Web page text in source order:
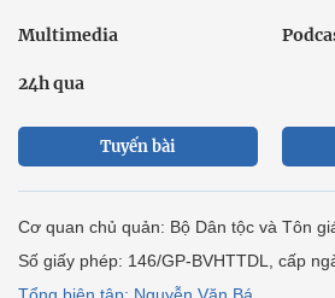
Multimedia
24h qua
Tuyến bài
Cơ quan chủ quản: Bộ Dân tộc và Tôn
Số giấy phép: 146/GP-BVHTTDL, cấp
Tổng biên tập: Nguyễn Văn Bá